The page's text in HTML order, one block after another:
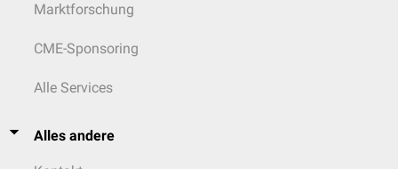
Marktforschung
CME-Sponsoring
Alle Services
Alles andere